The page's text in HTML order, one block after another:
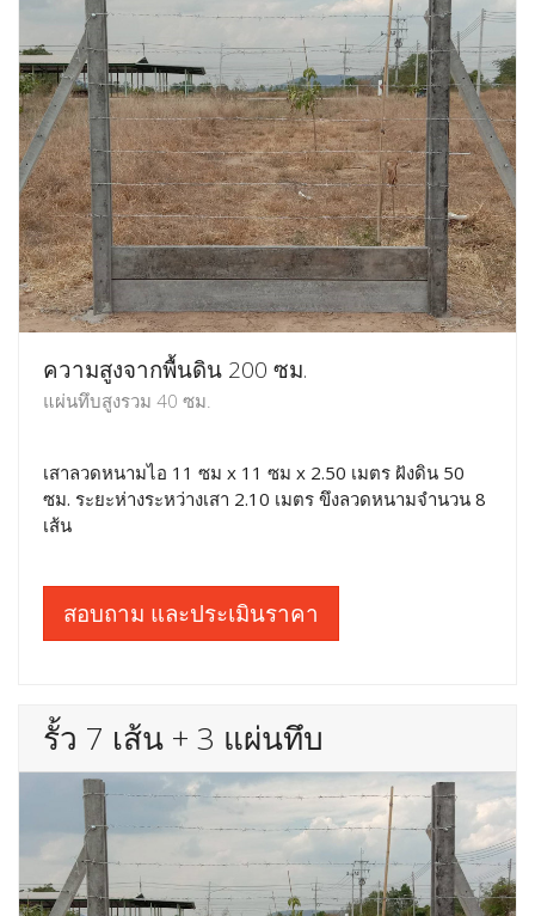
ความสูงจากพื้นดิน 200 ซม.
แผ่นทึบสูงรวม 40 ซม.
เสาลวดหนามไอ 11 ซม x 11 ซม x 2.50 เมตร ฝังดิน 50
ซม. ระยะห่างระหว่างเสา 2.10 เมตร ขึงลวดหนามจำนวน 8
เส้น
สอบถาม และประเมินราคา
รั้ว 7 เส้น + 3 แผ่นทึบ